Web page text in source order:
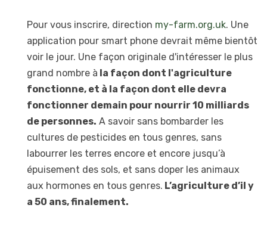
Pour vous inscrire, direction my-farm.org.uk. Une
application pour smart phone devrait même bientôt
voir le jour. Une façon originale d'intéresser le plus
grand nombre à la façon dont l'agriculture
fonctionne, et à la façon dont elle devra
fonctionner demain pour nourrir 10 milliards
de personnes. A savoir sans bombarder les
cultures de pesticides en tous genres, sans
labourrer les terres encore et encore jusqu’à
épuisement des sols, et sans doper les animaux
aux hormones en tous genres. L’agriculture d’il y
a 50 ans, finalement.